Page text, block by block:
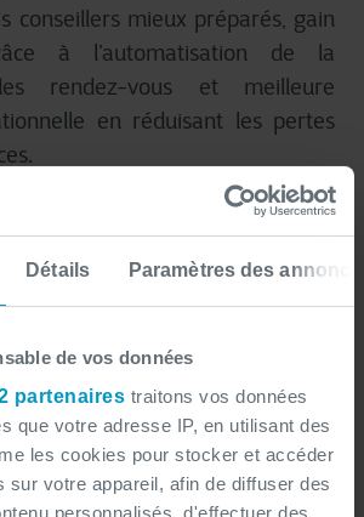
Détails Paramètres des
de vos données
partenaires traitons vos données
que votre adresse IP, en utilisant des
les cookies pour stocker et accéder
sur votre appareil, afin de diffuser des
personnalisés, d'effectuer des
conseillers mieux préparés, gain
à l’automatisation de la
rendez-vous et meilleure
en réduisant les pertes
comme avantage
de plus en plus concurrentiel, la
plus uniquement dans
mais dans la manière dont
est gérée. L’intégration de l’IA
réception marque un tournant.